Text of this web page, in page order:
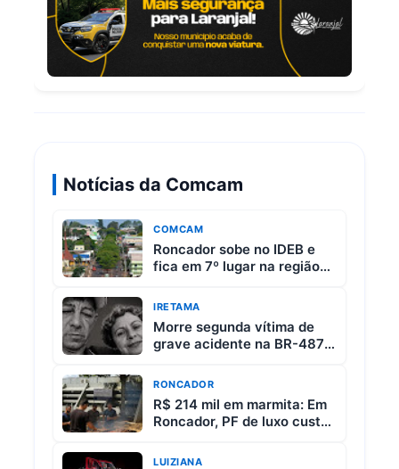
Notícias da Comcam
COMCAM
Roncador sobe no IDEB e
fica em 7º lugar na região
IRETAMA
Morre segunda vítima de
grave acidente na BR-487
RONCADOR
R$ 214 mil em marmita: Em
Roncador, PF de luxo custa
LUIZIANA